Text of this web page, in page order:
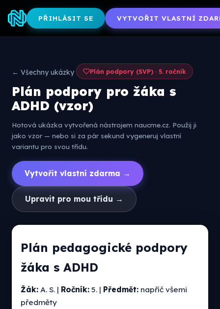
PŘIHLÁSIT SE VYTVOŘIT VLASTNÍ
← Všechny ukázky Plán podpory (SVP) · 5. ročník
Plán podpory pro žáka s
ADHD (vzor)
Hotová ukázka vytvořená nástrojem naucme.cz. Použij ji
jako vzor — nebo si za pár sekund vygeneruj vlastní
variantu pro svou třídu.
Vytvořit vlastní zdarma →
Upravit pro mou třídu →
Plán pedagogické podpory
žáka s ADHD
Žák: A. S. | Ročník: 5. | Předmět: napříč všemi
předměty